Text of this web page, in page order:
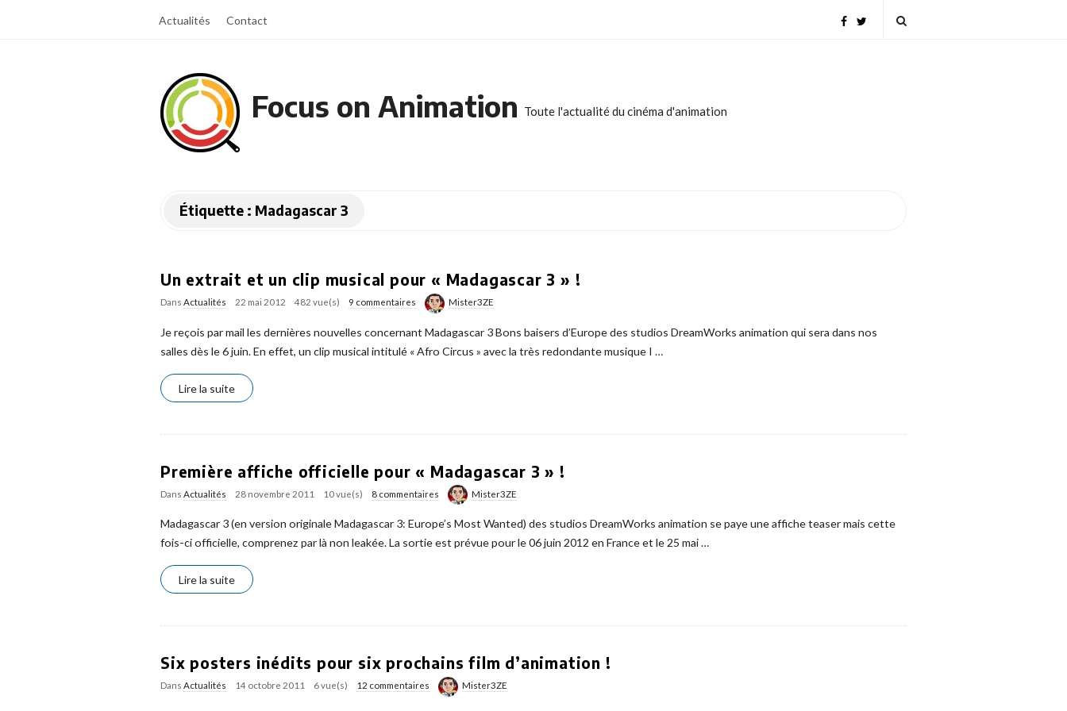
Actualités Contact
Focus on Animation Toute l'actualité du cinéma d'animation
Étiquette : Madagascar 3
Un extrait et un clip musical pour « Madagascar 3 » !
Dans Actualités 22 mai 2012 482 vue(s) 9 commentaires Mister3ZE
Je reçois par mail les dernières nouvelles concernant Madagascar 3 Bons baisers d’Europe des studios DreamWorks animation qui sera dans nos
salles dès le 6 juin. En effet, un clip musical intitulé « Afro Circus » avec la très redondante musique I …
Lire la suite
Première affiche officielle pour « Madagascar 3 » !
Dans Actualités 28 novembre 2011 10 vue(s) 8 commentaires Mister3ZE
Madagascar 3 (en version originale Madagascar 3: Europe’s Most Wanted) des studios DreamWorks animation se paye une affiche teaser mais cette
fois-ci officielle, comprenez par là non leakée. La sortie est prévue pour le 06 juin 2012 en France et le 25 mai…
Lire la suite
Six posters inédits pour six prochains film d’animation !
Dans Actualités 14 octobre 2011 6 vue(s) 12 commentaires Mister3ZE